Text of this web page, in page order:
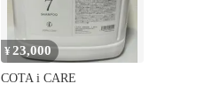
¥23,000
COTA i CARE